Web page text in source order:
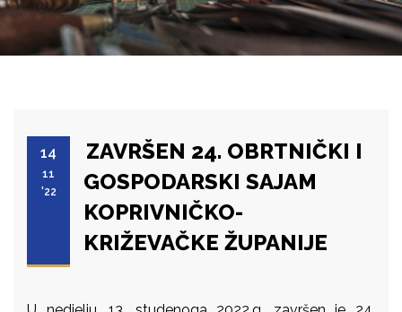
14
11
'22
ZAVRŠEN 24. OBRTNIČKI I
GOSPODARSKI SAJAM
KOPRIVNIČKO-
KRIŽEVAČKE ŽUPANIJE